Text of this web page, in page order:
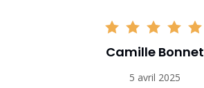
Camille Bonnet
5 avril 2025